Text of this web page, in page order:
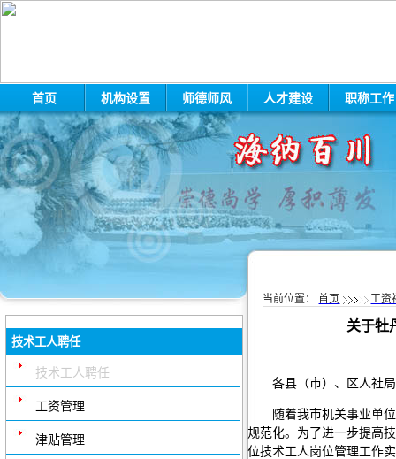
首页 机构设置 师德师风 人才建设 职称工
当前位置：首页 工资
技术工人聘任
技术工人聘任
工资管理
津贴管理
关于牡
各县（市）、区人社
随着我市机关事业单
规范化。为了进一步提高
位技术工人岗位管理工作